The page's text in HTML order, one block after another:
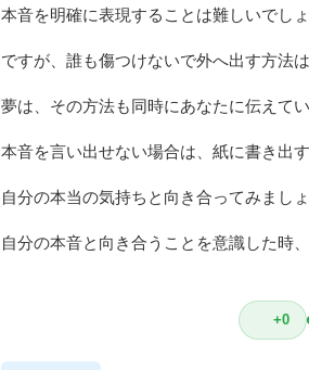
本音を明確に表現することは難しいでしょ
ですが、誰も傷つけないで外へ出す方法
夢は、その方法も同時にあなたに伝えてい
本音を言い出せない場合は、紙に書き出
自分の本当の気持ちと向き合ってみましょ
自分の本音と向き合うことを意識した時
+0